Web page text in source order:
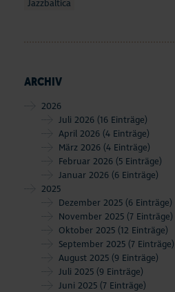
Jazzbaltica
ARCHIV
2026
Juli 2026 (16 Einträge)
April 2026 (4 Einträge)
März 2026 (4 Einträge)
Februar 2026 (5 Einträge)
Januar 2026 (6 Einträge)
2025
Dezember 2025 (6 Einträge)
November 2025 (7 Einträge)
Oktober 2025 (12 Einträge)
September 2025 (7 Einträge)
August 2025 (9 Einträge)
Juli 2025 (9 Einträge)
Juni 2025 (7 Einträge)